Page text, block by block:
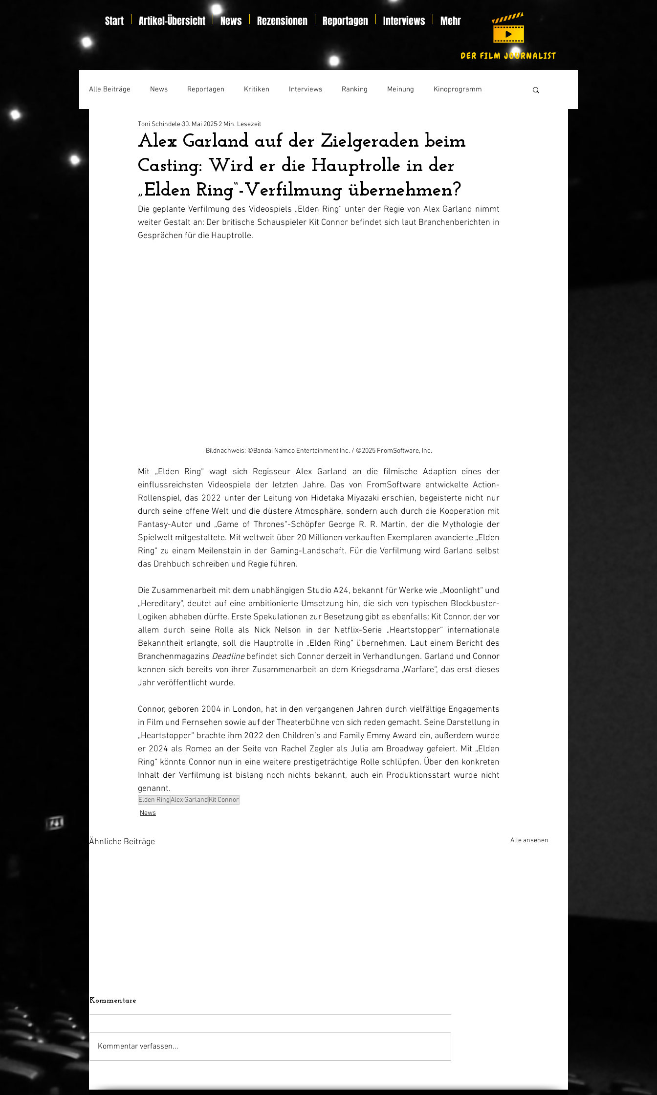
Start Artikel-Übersicht News Rezensionen Reportagen Interviews Mehr
Alle Beiträge News Reportagen Kritiken Interviews Ranking Meinung Kinoprogramm
Home Entertainment Essay
Alex Garland auf der Zielgeraden beim
Casting: Wird er die Hauptrolle in der
„Elden Ring“-Verfilmung übernehmen?
Toni Schindele 30. Mai 2025 2 Min. Lesezeit
Die geplante Verfilmung des Videospiels „Elden Ring“ unter der Regie von Alex Garland nimmt
weiter Gestalt an: Der britische Schauspieler Kit Connor befindet sich laut Branchenberichten in
Gesprächen für die Hauptrolle.
Bildnachweis: ©Bandai Namco Entertainment Inc. / ©2025 FromSoftware, Inc.
Mit „Elden Ring“ wagt sich Regisseur Alex Garland an die filmische Adaption eines der
einflussreichsten Videospiele der letzten Jahre. Das von FromSoftware entwickelte Action-
Rollenspiel, das 2022 unter der Leitung von Hidetaka Miyazaki erschien, begeisterte nicht nur
durch seine offene Welt und die düstere Atmosphäre, sondern auch durch die Kooperation mit
Fantasy-Autor und „Game of Thrones“-Schöpfer George R. R. Martin, der die Mythologie der
Spielwelt mitgestaltete. Mit weltweit über 20 Millionen verkauften Exemplaren avancierte „Elden
Ring“ zu einem Meilenstein in der Gaming-Landschaft. Für die Verfilmung wird Garland selbst
das Drehbuch schreiben und Regie führen.
Die Zusammenarbeit mit dem unabhängigen Studio A24, bekannt für Werke wie „Moonlight“ und
„Hereditary“, deutet auf eine ambitionierte Umsetzung hin, die sich von typischen Blockbuster-
Logiken abheben dürfte. Erste Spekulationen zur Besetzung gibt es ebenfalls: Kit Connor, der vor
allem durch seine Rolle als Nick Nelson in der Netflix-Serie „Heartstopper“ internationale
Bekanntheit erlangte, soll die Hauptrolle in „Elden Ring“ übernehmen. Laut einem Bericht des
Branchenmagazins Deadline befindet sich Connor derzeit in Verhandlungen. Garland und Connor
kennen sich bereits von ihrer Zusammenarbeit an dem Kriegsdrama „Warfare“, das erst dieses
Jahr veröffentlicht wurde.
Connor, geboren 2004 in London, hat in den vergangenen Jahren durch vielfältige Engagements
in Film und Fernsehen sowie auf der Theaterbühne von sich reden gemacht. Seine Darstellung in
„Heartstopper“ brachte ihm 2022 den Children’s and Family Emmy Award ein, außerdem wurde
er 2024 als Romeo an der Seite von Rachel Zegler als Julia am Broadway gefeiert. Mit „Elden
Ring“ könnte Connor nun in eine weitere prestigeträchtige Rolle schlüpfen. Über den konkreten
Inhalt der Verfilmung ist bislang noch nichts bekannt, auch ein Produktionsstart wurde nicht
genannt.
Elden RingAlex GarlandKit Connor
News
Ähnliche Beiträge Alle ansehen
Hauptrolle, Regie und
Guadagnino mit dem Cartier
die alte Clique: Dreharbeiten
Kommentare
Kommentar verfassen...